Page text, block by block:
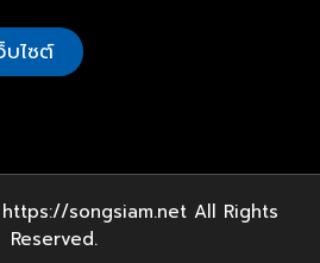
บไซต์
songsiam.net All Rights
Reserved.